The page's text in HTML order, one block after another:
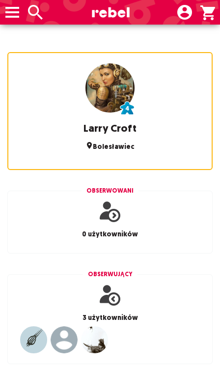
Larry Croft
Bolesławiec
OBSERWOWANI
0 użytkowników
OBSERWUJĄCY
3 użytkowników